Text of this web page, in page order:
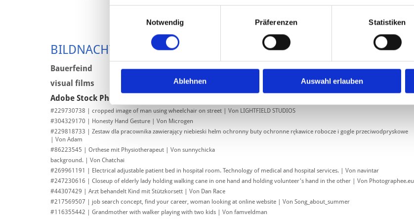
Notwendig
Präferenzen Statistiken
Ablehnen Auswahl erlauben
BILD­NACH­WEIS
Bau­er­feind
vi­su­al films
Adobe Stock Photo:
#229730738 | cropped image of man using wheelchair on street | Von LIGHTFIELD STUDIOS
#304329170 | Honesty Hand Gesture | Von Microgen
#229818733 | Zestaw dla pracownika zawierający niebieski hełm ochronny buty ochronne rękawice robocze i gogle przeciwodpryskowe
| Von Adam
#86223545 | Orthese mit Physiotherapeut | Von sunnychicka
background. | Von Chatchai
#269961191 | Electrical adjustable patient bed in hospital room. Technology of medical and hospital services. | Von navintar
#247230616 | Closeup of elderly lady holding walking cane in one hand and holding volunteer's hand in the other | Von Photographee.eu
#44307429 | Arzt behandelt Kind mit Stützkorsett | Von Dan Race
#217569507 | job search concept, find your career, woman looking at online website | Von Song_about_summer
#116355442 | Grandmother with walker playing with two kids | Von famveldman